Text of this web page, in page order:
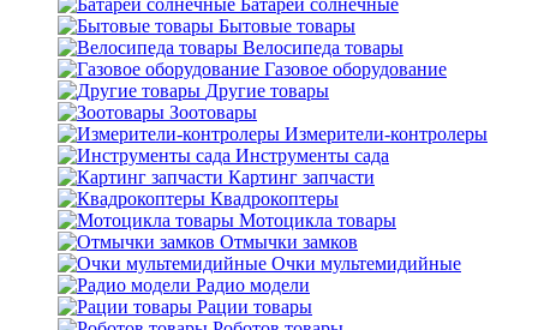
Батареи солнечные
Бытовые товары
Велосипеда товары
Газовое оборудование
Другие товары
Зоотовары
Измерители-контролеры
Инструменты сада
Картинг запчасти
Квадрокоптеры
Мотоцикла товары
Отмычки замков
Очки мультемидийные
Радио модели
Рации товары